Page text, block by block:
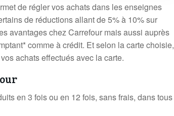
de régler vos achats dans les enseignes
de réductions allant de 5% à 10% sur
avantages chez Carrefour mais aussi auprès
comme à crédit. Et selon la carte choisie,
achats effectués avec la carte.
en 3 fois ou en 12 fois, sans frais, dans tous